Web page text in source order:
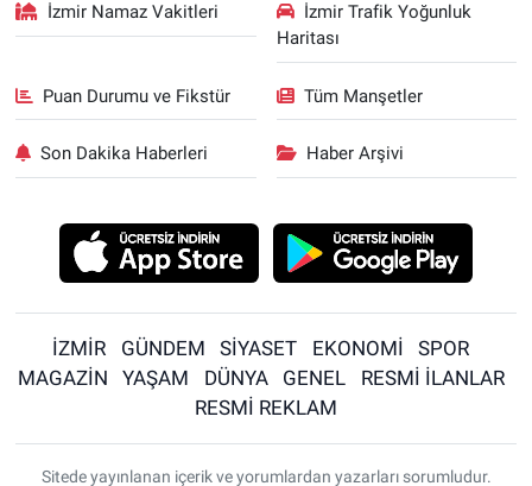
İzmir Namaz Vakitleri
İzmir Trafik Yoğunluk
Haritası
Puan Durumu ve Fikstür Tüm Manşetler
Son Dakika Haberleri Haber Arşivi
İZMİR GÜNDEM SİYASET EKONOMİ
SPOR
MAGAZİN
YAŞAM DÜNYA GENEL
RESMİ İLANLAR
RESMİ REKLAM
Sitede yayınlanan içerik ve yorumlardan yazarları sorumludur.